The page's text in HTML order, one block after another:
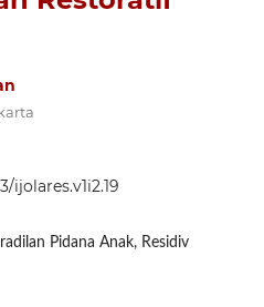
ijolares.v1i2.19
Pidana Anak, Residiv